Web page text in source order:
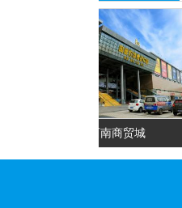
西南商贸城